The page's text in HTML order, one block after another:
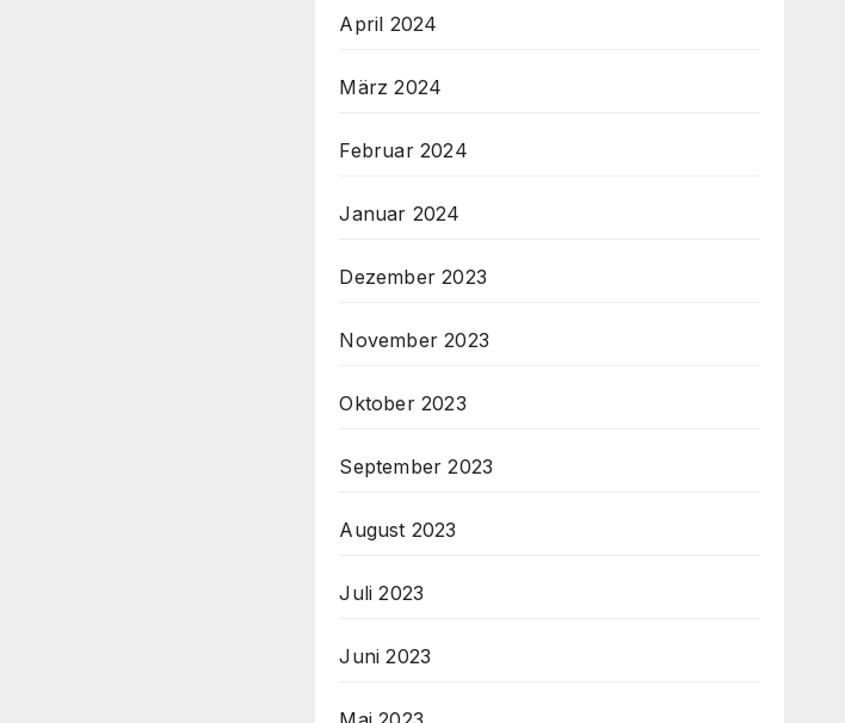
April 2024
März 2024
Februar 2024
Januar 2024
Dezember 2023
November 2023
Oktober 2023
September 2023
August 2023
Juli 2023
Juni 2023